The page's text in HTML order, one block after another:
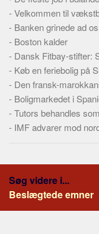
-Velkommen til
- Banken grinede ad os
- Boston kalder
- Dansk Fitbay-stifter:
- Køb en feriebolig på
- Den fransk-
- Boligmarkedet i
-Tutors behandles
- IMF advarer mod
Søg videre i...
Beslægtede emner